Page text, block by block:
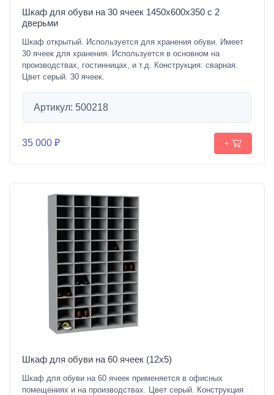
Шкаф для обуви на 30 ячеек 1450х600х350 с 2
дверьми
Шкаф открытый. Используется для хранения обуви. Имеет
30 ячеек для хранения. Используется в основном на
производствах, гостинницах, и т.д. Конструкция: сварная.
Цвет серый. 30 ячеек.
Артикул: 500218
35 000 ₽ +
Шкаф для обуви на 60 ячеек (12х5)
Шкаф для обуви на 60 ячеек применяется в офисных
помещениях и на производствах. Цвет серый. Конструкция